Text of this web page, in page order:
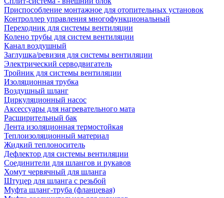
Приспособление монтажное для отопительных установок
Контроллер управления многофункциональный
Переходник для системы вентиляции
Колено трубы для систем вентиляции
Канал воздушный
Заглушка/ревизия для системы вентиляции
Электрический серводвигатель
Тройник для системы вентиляции
Изоляционная трубка
Воздушный шланг
Циркуляционный насос
Аксессуары для нагревательного мата
Расширительный бак
Лента изоляционная термостойкая
Теплоизоляционный материал
Жидкий теплоноситель
Дефлектор для системы вентиляции
Соединители для шлангов и рукавов
Хомут червячный для шланга
Штуцер для шланга с резьбой
Муфта шланг-труба (фланцевая)